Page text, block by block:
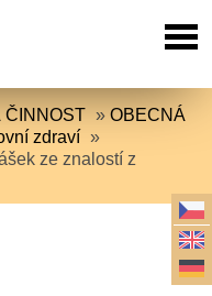
ČINNOST »OBECNÁ
zdraví »
ze znalostí z